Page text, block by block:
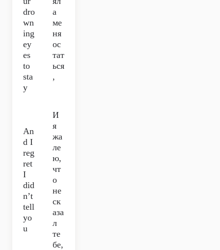
dro
wn
ing
ey
es
to
sta
y
а
ме
ня
ос
тат
ься
,
An
d I
reg
ret
I
did
n’t
tell
yo
u
И
я
жа
ле
ю,
чт
о
не
ск
аза
л
те
бе,